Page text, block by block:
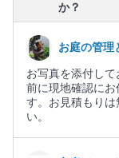
か？
お庭の管理
お写真を添付し
前に現地確認にお
す。お見積もりは
い。